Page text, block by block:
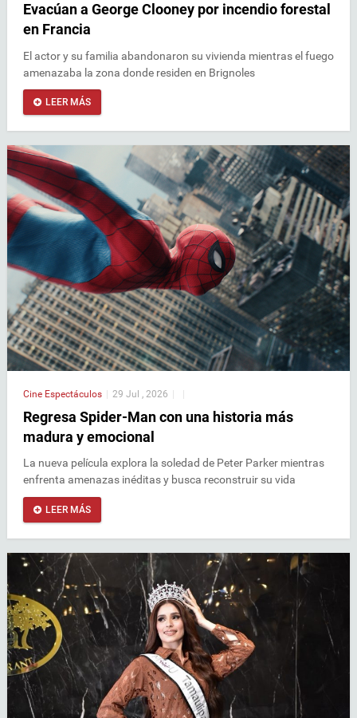
Evacúan a George Clooney por incendio forestal
en Francia
El actor y su familia abandonaron su vivienda mientras el fuego
amenazaba la zona donde residen en Brignoles
LEER MÁS
Cine Espectáculos | 29 Jul , 2026 | |
Regresa Spider-Man con una historia más
madura y emocional
La nueva película explora la soledad de Peter Parker mientras
enfrenta amenazas inéditas y busca reconstruir su vida
LEER MÁS